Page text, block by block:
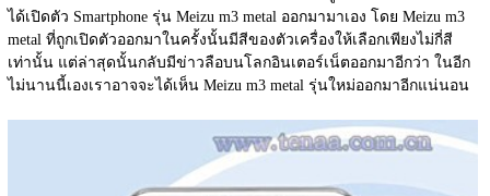
ได้เปิดตัว Smartphone รุ่น Meizu m3 metal ออกมามาเอง โดย Meizu m3
metal ที่ถูกเปิดตัวออกมาในครั้งนั้นมีสีของตัวเครื่องให้เลือกเพียงไม่กี่สี
เท่านั้น แต่ล่าสุดนั้นกลับมีข่าวลือบนโลกอินเตอร์เน็ตออกมาอีกว่า ในอีก
ไม่นานนี้เองเราอาจจะได้เห็น Meizu m3 metal รุ่นใหม่ออกมาอีกแน่นอน